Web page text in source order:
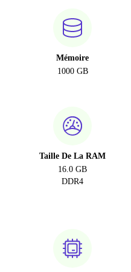
Mémoire
1000 GB
Taille De La RAM
16.0 GB
DDR4